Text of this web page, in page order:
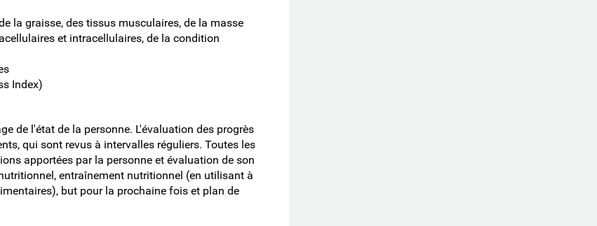
la graisse, des tissus musculaires, de la masse
et intracellulaires, de la condition
Index)
de l'état de la personne. L'évaluation des progrès
qui sont revus à intervalles réguliers. Toutes les
apportées par la personne et évaluation de son
entraînement nutritionnel (en utilisant à
but pour la prochaine fois et plan de